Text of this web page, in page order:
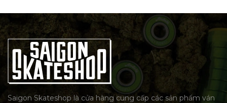
Saigon Skateshop là cửa hàng cung cấp các sản phẩm ván